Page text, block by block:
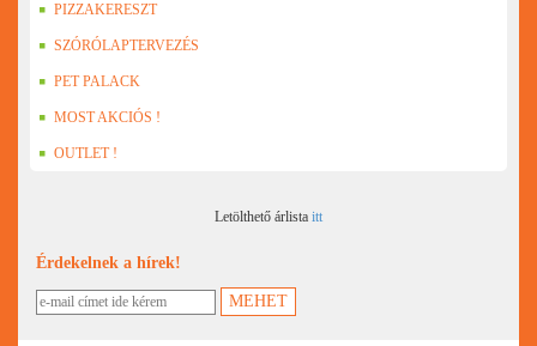
PIZZAKERESZT
SZÓRÓLAPTERVEZÉS
PET PALACK
MOST AKCIÓS !
OUTLET !
Letölthető árlista itt
Érdekelnek a hírek!